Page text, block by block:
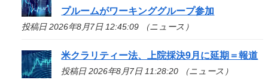
プルームがワーキンググループ参加
投稿日 2026年8月7日 12:45:09 （ニュース）
米クラリティー法、上院採決9月に延期＝報道
投稿日 2026年8月7日 11:28:20 （ニュース）